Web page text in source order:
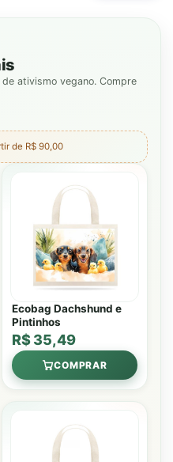
ativismo vegano. Compre
de R$ 90,00
Ecobag Dachshund e
Pintinhos
R$ 35,49
COMPRAR